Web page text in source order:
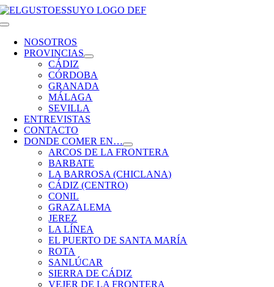
Saltar
al
Toggle
NavigationNOSOTROS
PROVINCIAS
CÁDIZ
CÓRDOBA
GRANADA
MÁLAGA
SEVILLA
ENTREVISTAS
CONTACTO
DONDE COMER EN…
ARCOS DE LA FRONTERA
BARBATE
LA BARROSA (CHICLANA)
CÁDIZ (CENTRO)
CONIL
GRAZALEMA
JEREZ
LA LÍNEA
EL PUERTO DE SANTA MARÍA
ROTA
SANLÚCAR
SIERRA DE CÁDIZ
VEJER DE LA FRONTERA